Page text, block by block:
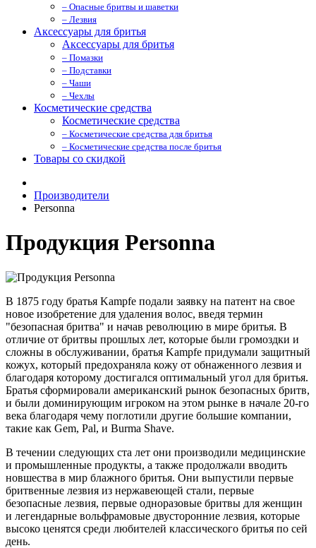
– Опасные бритвы и шаветки
– Лезвия
Аксессуары для бритья
Аксессуары для бритья
– Помазки
– Подставки
– Чаши
– Чехлы
Косметические средства
Косметические средства
– Косметические средства для бритья
– Косметические средства после бритья
Товары со скидкой
Производители
Personna
Продукция Personna
В 1875 году братья Kampfe подали заявку на патент на свое
новое изобретение для удаления волос, введя термин
"безопасная бритва" и начав революцию в мире бритья. В
отличие от бритвы прошлых лет, которые были громоздки и
сложны в обслуживании, братья Kampfe придумали защитный
кожух, который предохраняла кожу от обнаженного лезвия и
благодаря которому достигался оптимальный угол для бритья.
Братья сформировали американский рынок безопасных бритв,
и были доминирующим игроком на этом рынке в начале 20-го
века благодаря чему поглотили другие большие компании,
такие как Gem, Pal, и Burma Shave.
В течении следующих ста лет они производили медицинские
и промышленные продукты, а также продолжали вводить
новшества в мир блажного бритья. Они выпустили первые
бритвенные лезвия из нержавеющей стали, первые
безопасные лезвия, первые одноразовые бритвы для женщин
и легендарные вольфрамовые двусторонние лезвия, которые
высоко ценятся среди любителей классического бритья по сей
день.